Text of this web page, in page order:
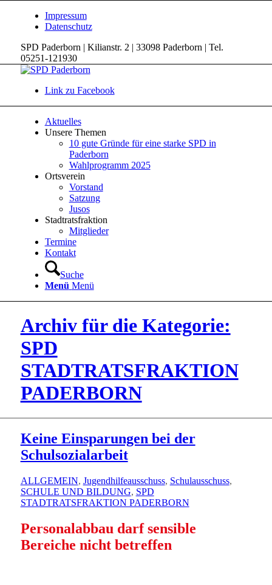
Impressum
Datenschutz
SPD Paderborn | Kilianstr. 2 | 33098 Paderborn | Tel.
05251-121930
Link zu Facebook
Aktuelles
Unsere Themen
10 gute Gründe für eine starke SPD in
Paderborn
Wahlprogramm 2025
Ortsverein
Vorstand
Satzung
Jusos
Stadtratsfraktion
Mitglieder
Termine
Kontakt
Suche
Menü Menü
Archiv für die Kategorie:
SPD
STADTRATSFRAKTION
PADERBORN
Keine Einsparungen bei der
Schulsozialarbeit
ALLGEMEIN, Jugendhilfeausschuss, Schulausschuss,
SCHULE UND BILDUNG, SPD
STADTRATSFRAKTION PADERBORN
Personalabbau darf sensible
Bereiche nicht betreffen